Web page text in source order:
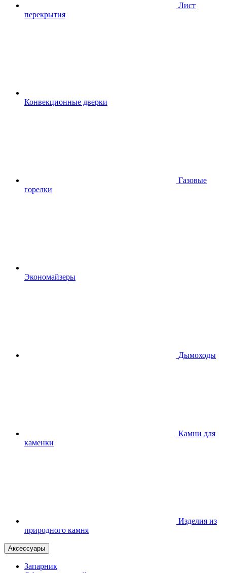
Лист
перекрытия
Конвекционные дверки
Газовые
горелки
Экономайзеры
Дымоходы
Камни для
каменки
Изделия из
природного камня
Аксессуары
Запарник